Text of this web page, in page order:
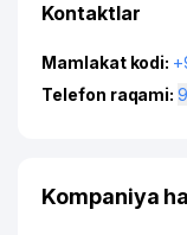
Kontaktlar
Mamlakat kodi:
Telefon raqami:
Kompaniya